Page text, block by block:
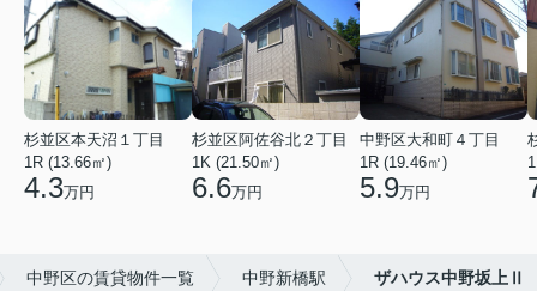
杉並区本天沼１丁目
1R (13.66㎡)
4.3万円
杉並区阿佐谷北２丁目
1K (21.50㎡)
6.6万円
中野区大和町４丁目
1R (19.46㎡)
5.9万円
中野区の賃貸物件一覧 中野新橋駅 ザハウス中野坂上Ⅱ